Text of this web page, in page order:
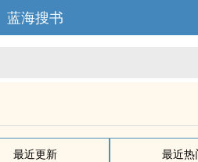
蓝海搜书
最近更新 最近热